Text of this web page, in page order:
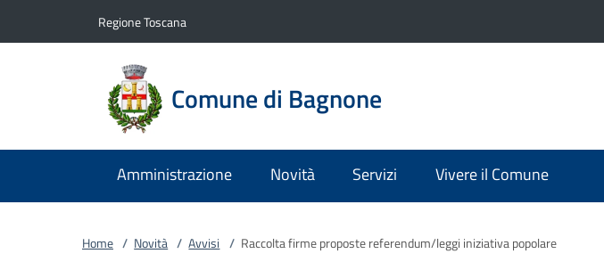
Regione Toscana
Comune di Bagnone
Amministrazione Novità Servizi Vivere il Comune
Home / Novità / Avvisi / Raccolta firme proposte referendum/leggi iniziativa popolare